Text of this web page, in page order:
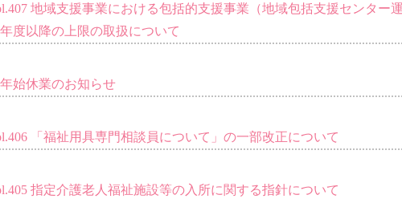
地域支援事業における包括的支援事業（地域包括支援センター
度以降の上限の取扱について
始休業のお知らせ
「福祉用具専門相談員について」の一部改正について
指定介護老人福祉施設等の入所に関する指針について